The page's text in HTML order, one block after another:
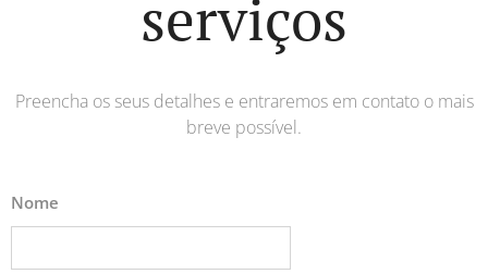
serviços
Preencha os seus detalhes e entraremos em contato o mais
breve possível.
Nome